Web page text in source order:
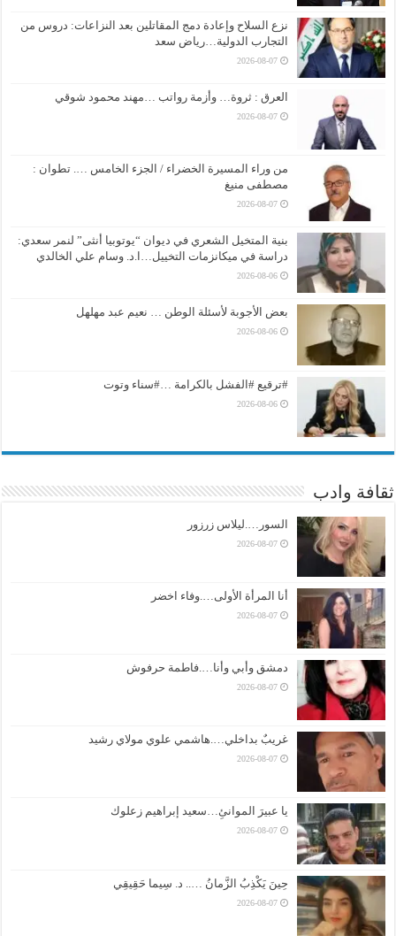
نزع السلاح وإعادة دمج المقاتلين بعد النزاعات: دروس من
التجارب الدولية…رياض سعد
2026-08-07
العرق : ثروة… وأزمة رواتب …مهند محمود شوقي
2026-08-07
من وراء المسيرة الخضراء / الجزء الخامس …. تطوان :
مصطفى منيغ
2026-08-07
بنية المتخيل الشعري في ديوان “يوتوبيا أنثى” لنمر سعدي:
دراسة في ميكانزمات التخييل…ا.د. وسام علي الخالدي
2026-08-06
بعض الأجوبة لأسئلة الوطن … نعيم عبد مهلهل
2026-08-06
#ترقيع #الفشل بالكرامة …#سناء وتوت
2026-08-06
ثقافة وادب
السور….ليلاس زرزور
2026-08-07
أنا المرأة الأولى….وفاء اخضر
2026-08-07
دمشق وأبي وأنا….فاطمة حرفوش
2026-08-07
غريبٌ بداخلي….هاشمي علوي مولاي رشيد
2026-08-07
يا عبيرَ الموانئِ…سعيد إبراهيم زعلوك
2026-08-07
حِينَ يَكْذِبُ الزَّمانُ ….. د. سِيما حَقِيقِي
2026-08-07